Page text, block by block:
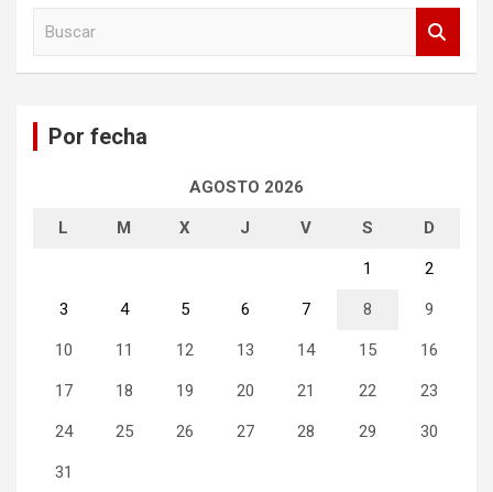
Por fecha
AGOSTO 2026
L M X J V S D
1 2
3 4 5 6 7 8 9
10 11 12 13 14 15 16
17 18 19 20 21 22 23
24 25 26 27 28 29 30
31